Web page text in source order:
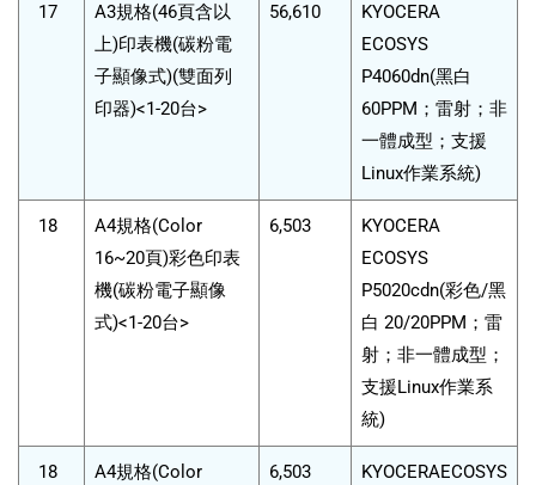
17
A3規格(46頁含以
上)印表機(碳粉電
子顯像式)(雙面列
印器)<1-20台>
56,610
KYOCERA
ECOSYS
P4060dn(黑白
60PPM；雷射；非
一體成型；支援
Linux作業系統)
18
A4規格(Color
16~20頁)彩色印表
機(碳粉電子顯像
式)<1-20台>
6,503
KYOCERA
ECOSYS
P5020cdn(彩色/黑
白 20/20PPM；雷
射；非一體成型；
支援Linux作業系
統)
18
A4規格(Color
6,503
KYOCERAECOSYS